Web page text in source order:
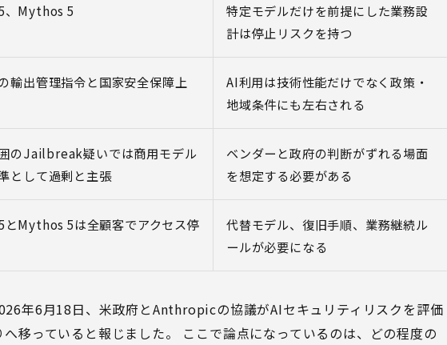
、Mythos 5
特定モデルだけを前提にした業務設
計は停止リスクを持つ
輸出管理指令と国家安全保障上
AI利用は技術性能だけでなく政策・
地域条件にも左右される
のJailbreak疑いでは商用モデル
として過剰と主張
ベンダーと政府の判断がずれる場面
を想定する必要がある
とMythos 5は全顧客でアクセス停
代替モデル、復旧手順、業務継続ル
ールが必要になる
年6月18日、米政府とAnthropicの協議がAIセキュリティリスクを評価
移っていると報じました。 ここで論点になっているのは、どの程度の